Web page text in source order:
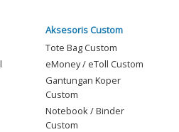
Aksesoris Custom
Tote Bag Custom
eMoney / eToll Custom
Gantungan Koper
Custom
Notebook / Binder
Custom